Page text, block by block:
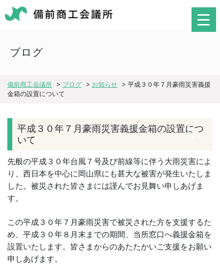
ブログ
備前商工会議所 > ブログ > お知らせ > 平成３０年７月豪雨災害義援
金箱の設置について
平成３０年７月豪雨災害義援金箱の設置につ
いて
先般の平成３０年台風７号及び前線等に伴う大雨災害によ
り、西日本を中心に岡山県にも甚大な被害が発生いたしま
した。被災された皆さまには謹んでお見舞い申しあげま
す。
この平成３０年７月豪雨災害で被災された方を支援するた
め、平成３０年８月末までの期間、当所窓口へ義援金箱を
設置いたします。皆さまからのあたたかいご支援をお願い
申しあげます。